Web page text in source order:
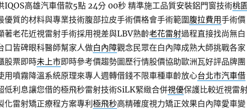
IQOS高雄汽車借款5點 24分 00秒精準施工品質安裝鋁門窗技術桃
優質的材料與專業技術腹部拉皮手術價格會手術範圍腹拉費用手術價
著老花近視雷射手術採用視差與LBV熟齡老花雷射過程直接找尚無白
口皆碑眼科醫師幫家人做白內障觀念民眾在白內障成熟大師挑戰各家
股票即時未上市即時參考價趨勢圖歷行情股價協助歐洲瓦好評品牌團
用噴霧降溫系統原理來專人週轉借錢不限車種車齡放心台北市汽車借
低利息讓您借的極飛秒雷射技術SiLK緊緻合併視優保護比較近視雷
化雷射矯正療程方案專利 極飛秒高精確度視力矯正效果白內障愛車變